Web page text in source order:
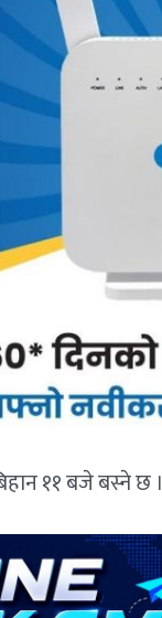
११ बजे बस्ने छ ।